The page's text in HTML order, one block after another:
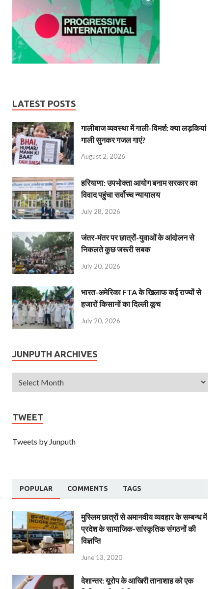
LATEST POSTS
गालीबाज व्‍यवस्‍था में गाली-विमर्श: क्या लड़कियां
गाली सुनकर गजल गाएं?
August 2, 2026
हरियाणा: उपभोक्ता आयोग बनाम सरकार का
विवाद पहुंचा सर्वोच्च न्यायालय
July 28, 2026
जंतर-मंतर पर छात्रों-युवाओं के आंदोलन से
निकलते कुछ जरूरी सबक
July 20, 2026
भारत-अमेरिका FTA के खिलाफ कई राज्यों से
हजारों किसानों का दिल्ली कूच
July 20, 2026
JUNPUTH ARCHIVES
TWEET
Tweets by Junputh
POPULAR COMMENTS TAGS
मुस्लिम छात्रों से अमानवीय व्यवहार के सम्बन्ध में
प्रदेश के सामाजिक-सांस्कृतिक संगठनों की
विज्ञप्ति
June 13, 2020
देशान्‍तर: यूरोप के आखिरी तानाशाह को एक